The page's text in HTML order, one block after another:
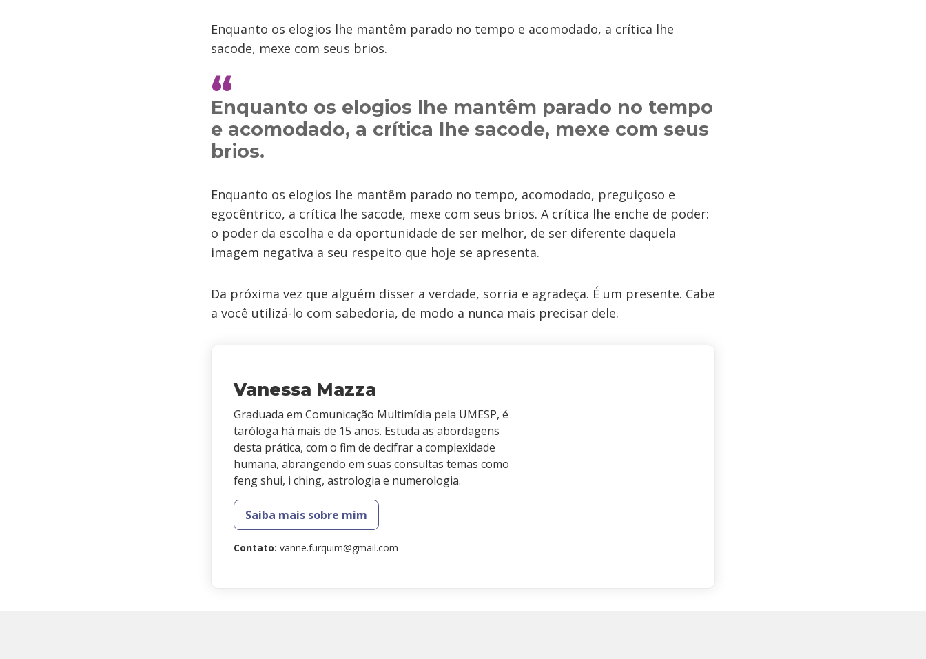
Enquanto os elogios lhe mantêm parado no tempo e acomodado, a crítica lhe
sacode, mexe com seus brios.
Enquanto os elogios lhe mantêm parado no tempo
e acomodado, a crítica lhe sacode, mexe com seus
brios.
Enquanto os elogios lhe mantêm parado no tempo, acomodado, preguiçoso e
egocêntrico, a crítica lhe sacode, mexe com seus brios. A crítica lhe enche de poder:
o poder da escolha e da oportunidade de ser melhor, de ser diferente daquela
imagem negativa a seu respeito que hoje se apresenta.
Da próxima vez que alguém disser a verdade, sorria e agradeça. É um presente. Cabe
a você utilizá-lo com sabedoria, de modo a nunca mais precisar dele.
Vanessa Mazza
Graduada em Comunicação Multimídia pela UMESP, é
taróloga há mais de 15 anos. Estuda as abordagens
desta prática, com o fim de decifrar a complexidade
humana, abrangendo em suas consultas temas como
feng shui, i ching, astrologia e numerologia.
Saiba mais sobre mim
Contato: vanne.furquim@gmail.com